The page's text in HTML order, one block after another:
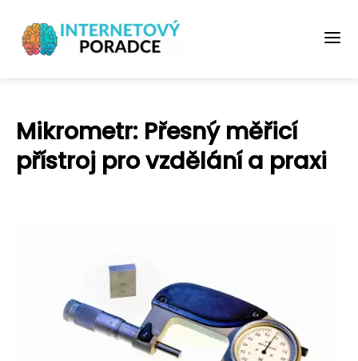
Mikrometr: Přesný měřicí
přístroj pro vzdělání a praxi